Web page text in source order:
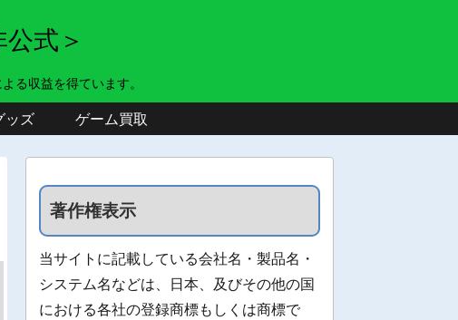
式＞
る収益を得ています。
ッズ ゲーム買取
著作権表示
当サイトに記載している会社名・製品名・
システム名などは、日本、及びその他の国
における各社の登録商標もしくは商標で